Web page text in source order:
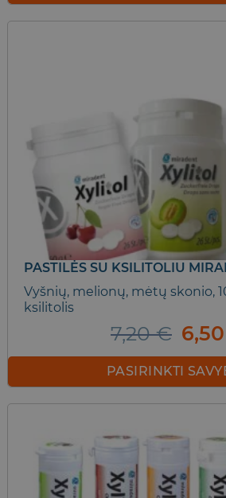
PASTILĖS SU KSILITOLIU
Vyšnių, melionų, mėtų skonio,
ksilitolis
7,20€
was:
6,50
PASIRINKTI
multiple
The
options